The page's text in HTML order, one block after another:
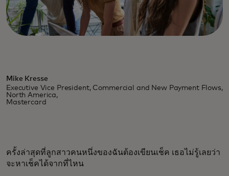
Mike Kresse
Executive Vice President, Commercial and New Payment Flows,
North America,
Mastercard
ครั้งล่าสุดที่ลูกสาวคนหนึ่งของฉันต้องเขียนเช็ค เธอไม่รู้เลยว่า
จะหาเช็คได้จากที่ไหน